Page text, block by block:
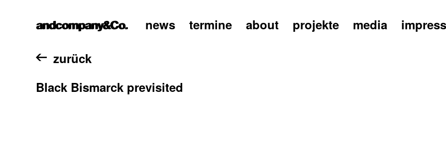
home news termine about projekte media
zurück
Black Bismarck previsited